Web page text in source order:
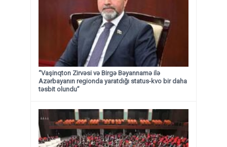
“Vaşinqton Zirvəsi və Birgə Bəyannamə ilə
Azərbayanın regionda yaratdığı status-kvo bir daha
təsbit olundu”